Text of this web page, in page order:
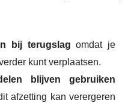
bij terugslag omdat je
kunt verplaatsen.
blijven gebruiken
afzetting kan verergeren